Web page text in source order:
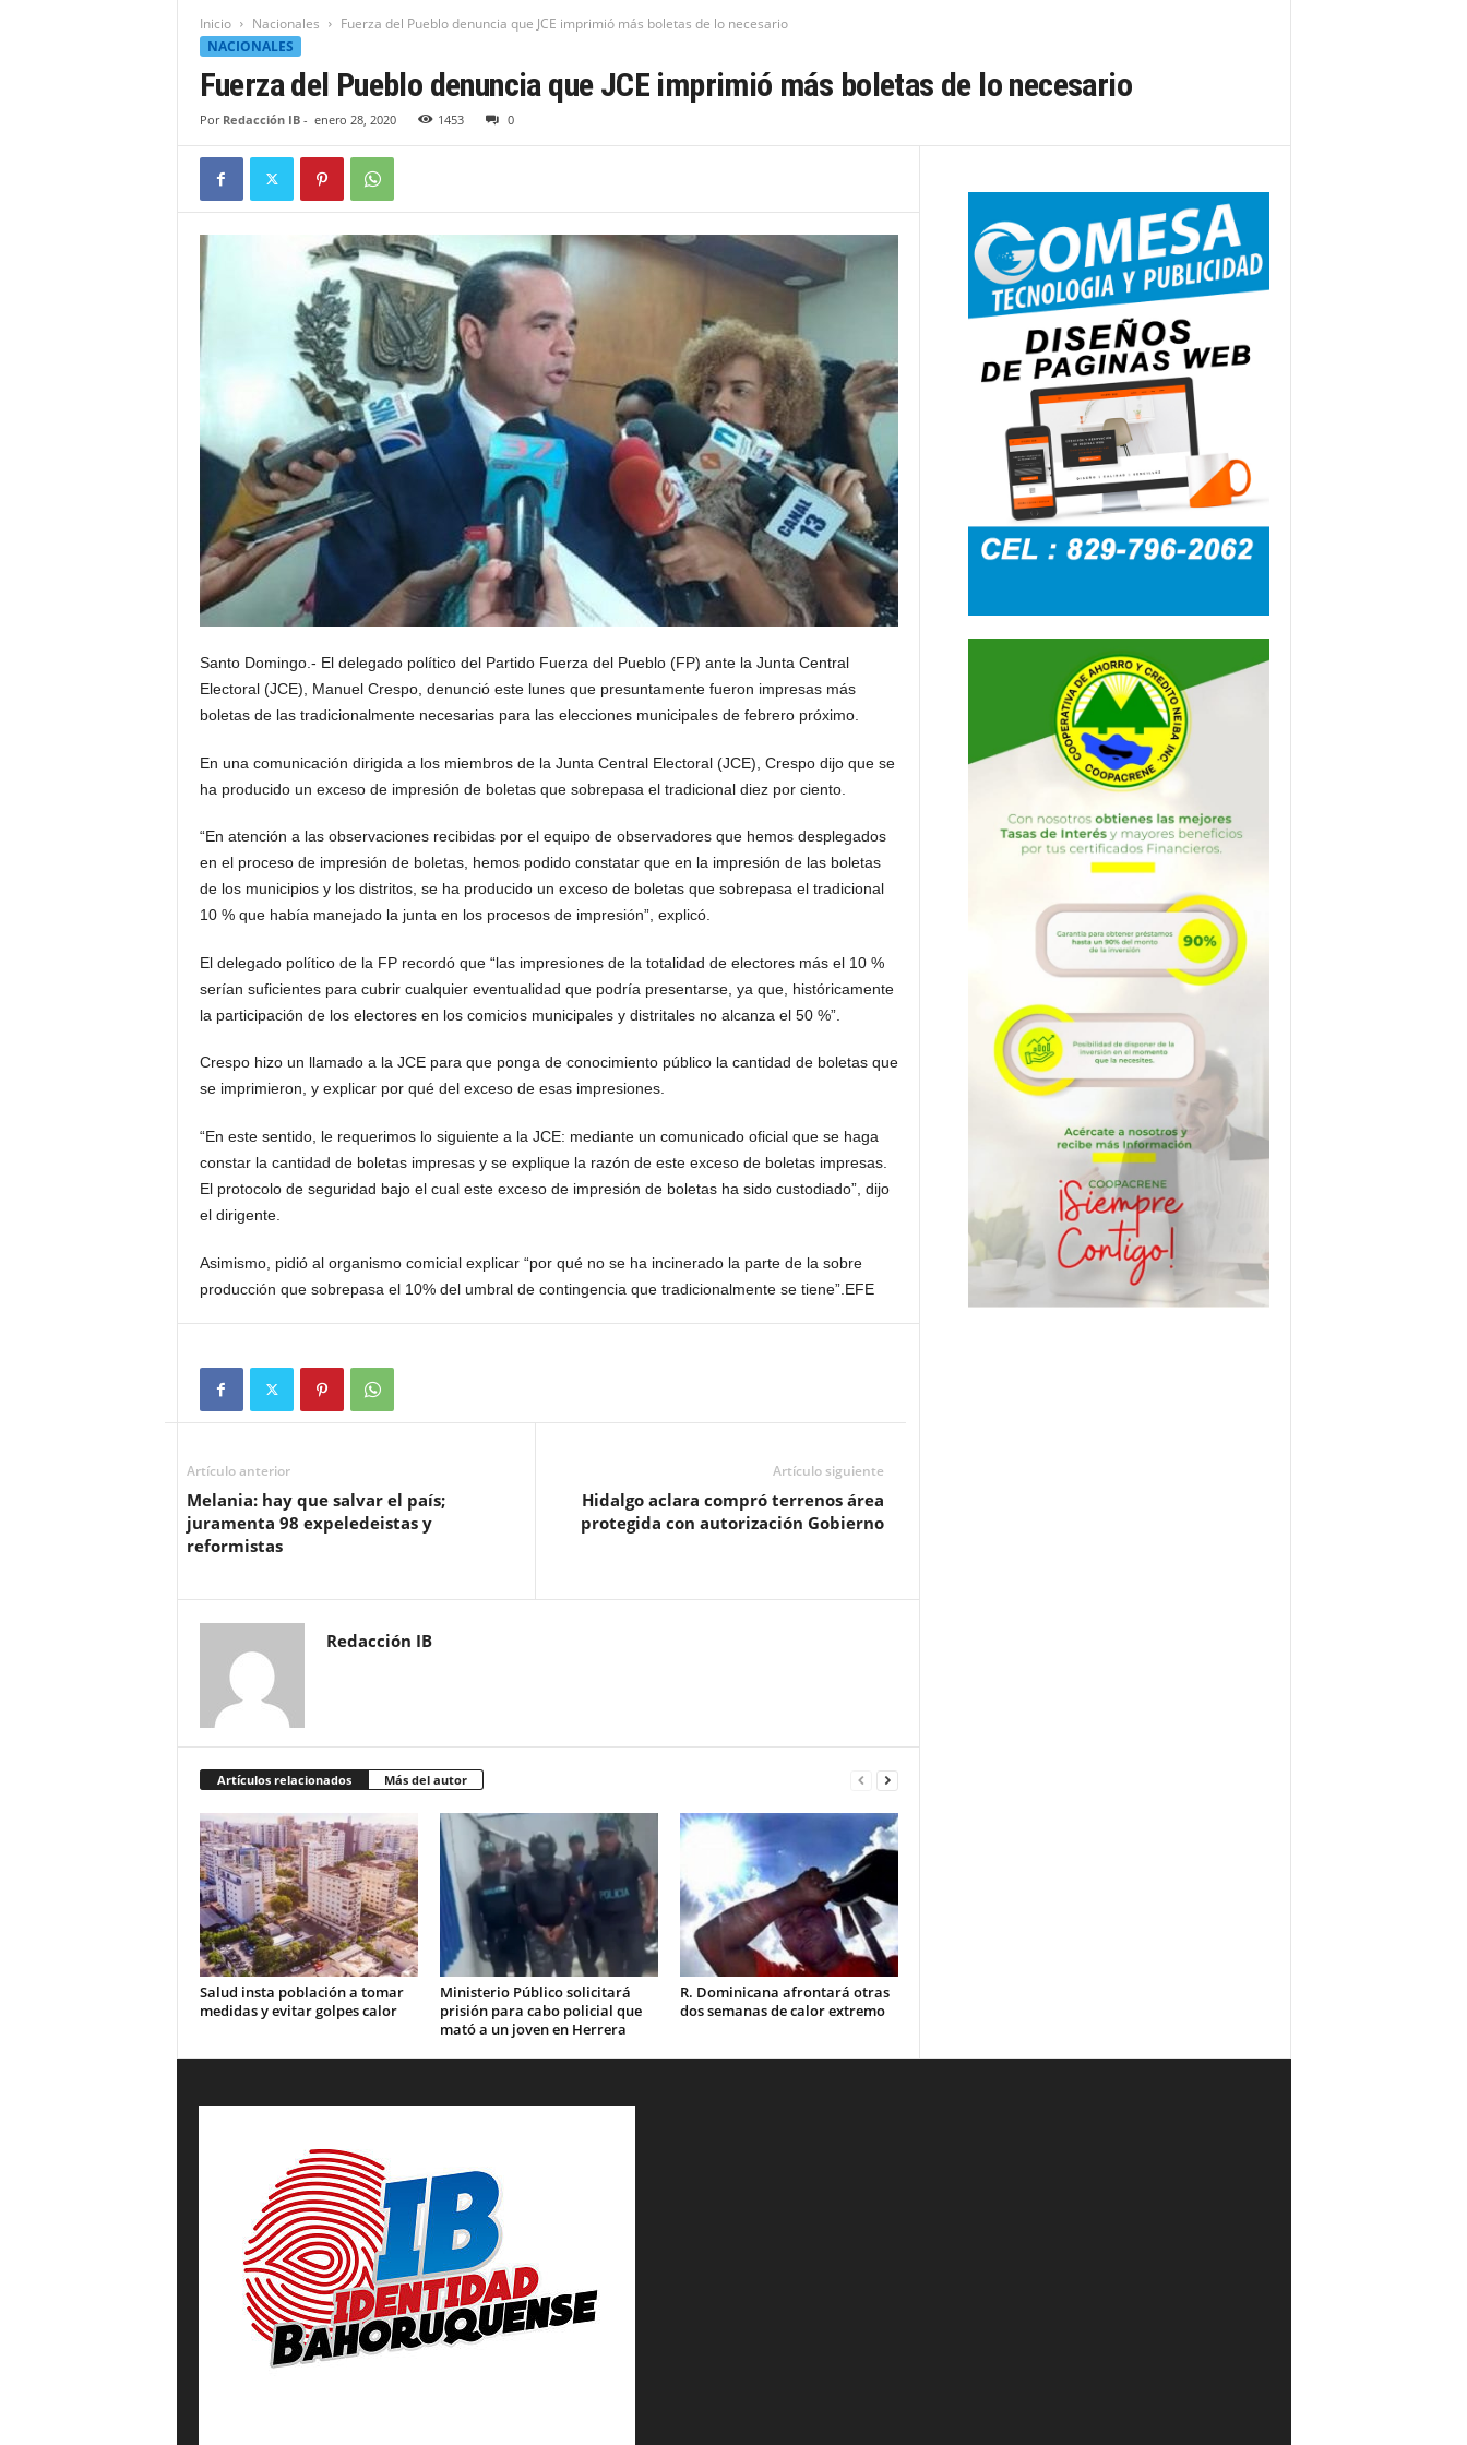
Inicio Nacionales
Fuerza del Pueblo denuncia que JCE imprimió más boletas de lo necesario
NACIONALES
Fuerza del Pueblo denuncia que JCE imprimió más boletas de lo necesario
Por Redacción IB- enero 28, 2020 1453 0
Santo Domingo.- El delegado político del Partido Fuerza del Pueblo (FP) ante la Junta Central
Electoral (JCE), Manuel Crespo, denunció este lunes que presuntamente fueron impresas más
boletas de las tradicionalmente necesarias para las elecciones municipales de febrero próximo.
En una comunicación dirigida a los miembros de la Junta Central Electoral (JCE), Crespo dijo que se
ha producido un exceso de impresión de boletas que sobrepasa el tradicional diez por ciento.
“En atención a las observaciones recibidas por el equipo de observadores que hemos desplegados
en el proceso de impresión de boletas, hemos podido constatar que en la impresión de las boletas
de los municipios y los distritos, se ha producido un exceso de boletas que sobrepasa el tradicional
10 % que había manejado la junta en los procesos de impresión”, explicó.
El delegado político de la FP recordó que “las impresiones de la totalidad de electores más el 10 %
serían suficientes para cubrir cualquier eventualidad que podría presentarse, ya que, históricamente
la participación de los electores en los comicios municipales y distritales no alcanza el 50 %”.
Crespo hizo un llamado a la JCE para que ponga de conocimiento público la cantidad de boletas que
se imprimieron, y explicar por qué del exceso de esas impresiones.
“En este sentido, le requerimos lo siguiente a la JCE: mediante un comunicado oficial que se haga
constar la cantidad de boletas impresas y se explique la razón de este exceso de boletas impresas.
El protocolo de seguridad bajo el cual este exceso de impresión de boletas ha sido custodiado”, dijo
el dirigente.
Asimismo, pidió al organismo comicial explicar “por qué no se ha incinerado la parte de la sobre
producción que sobrepasa el 10% del umbral de contingencia que tradicionalmente se tiene”.EFE
Artículo anterior
Melania: hay que salvar el país;
juramenta 98 expeledeistas y
reformistas
Artículo siguiente
Hidalgo aclara compró terrenos área
protegida con autorización Gobierno
Redacción IB
Artículos relacionados Más del autor
Salud insta población a tomar
medidas y evitar golpes calor
Ministerio Público solicitará
prisión para cabo policial que
mató a un joven en Herrera
R. Dominicana afrontará otras
dos semanas de calor extremo